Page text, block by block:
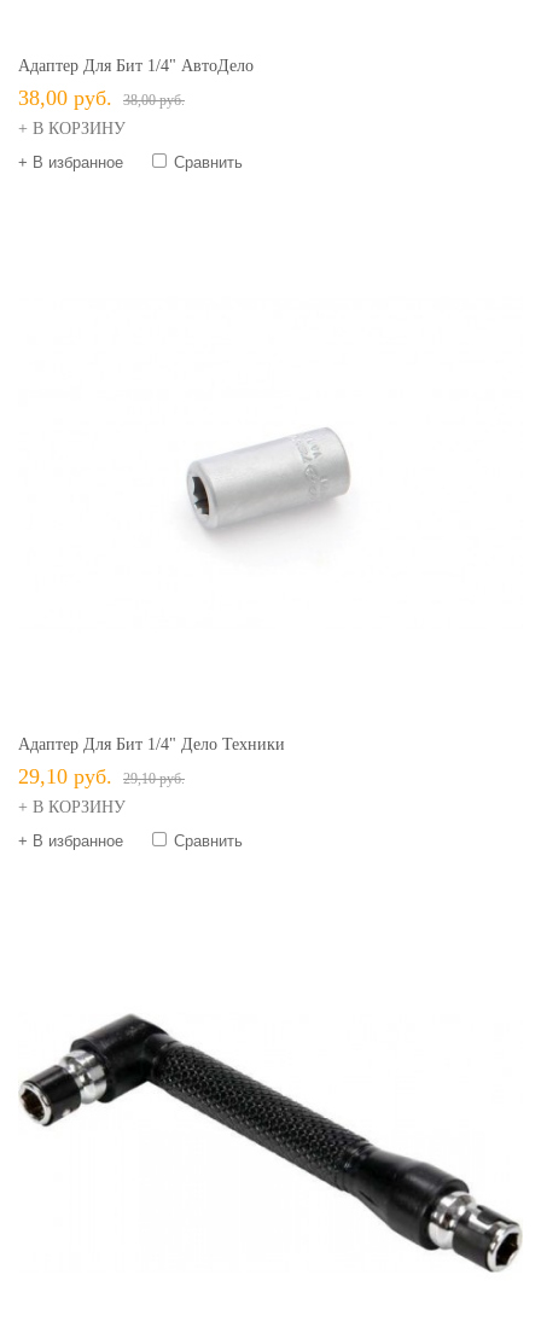
Адаптер Для Бит 1/4" АвтоДело
38,00 руб. 38,00 руб.
+ В КОРЗИНУ
+ В избранное
Сравнить
Адаптер Для Бит 1/4" Дело Техники
29,10 руб. 29,10 руб.
+ В КОРЗИНУ
+ В избранное
Сравнить